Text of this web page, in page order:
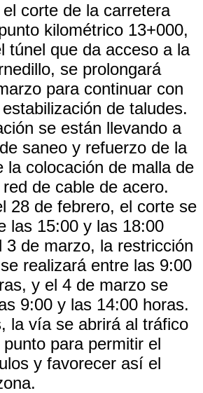
corte de la carretera
kilométrico 13+000,
túnel que da acceso a la
se prolongará
para continuar con
de taludes.
se están llevando a
saneo y refuerzo de la
la colocación de malla de
de cable de acero.
28 de febrero, el corte se
las 15:00 y las 18:00
3 de marzo, la restricción
realizará entre las 9:00
y el 4 de marzo se
9:00 y las 14:00 horas.
la vía se abrirá al tráfico
para permitir el
y favorecer así el